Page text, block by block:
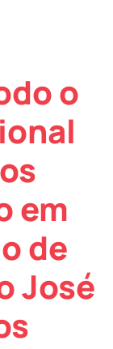
o
em
de
José